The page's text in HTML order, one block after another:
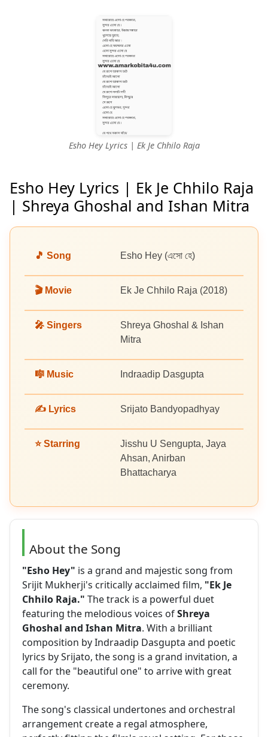
Esho Hey Lyrics | Ek Je Chhilo Raja
Esho Hey Lyrics | Ek Je Chhilo Raja
| Shreya Ghoshal and Ishan Mitra
🎵 Song Esho Hey (এসো‌ হে)
🎬 Movie Ek Je Chhilo Raja (2018)
🎤 Singers
Shreya Ghoshal & Ishan
Mitra
🎼 Music Indraadip Dasgupta
✍️ Lyrics Srijato Bandyopadhyay
⭐ Starring
Jisshu U Sengupta, Jaya
Ahsan, Anirban
Bhattacharya
About the Song
"Esho Hey" is a grand and majestic song from
Srijit Mukherji's critically acclaimed film, "Ek Je
Chhilo Raja." The track is a powerful duet
featuring the melodious voices ofShreya
Ghoshal and Ishan Mitra. With a brilliant
composition by Indraadip Dasgupta and poetic
lyrics by Srijato, the song is a grand invitation, a
call for the "beautiful one" to arrive with great
ceremony.
The song's classical undertones and orchestral
arrangement create a regal atmosphere,